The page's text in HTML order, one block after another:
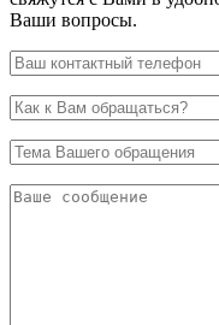
Ваши вопросы.